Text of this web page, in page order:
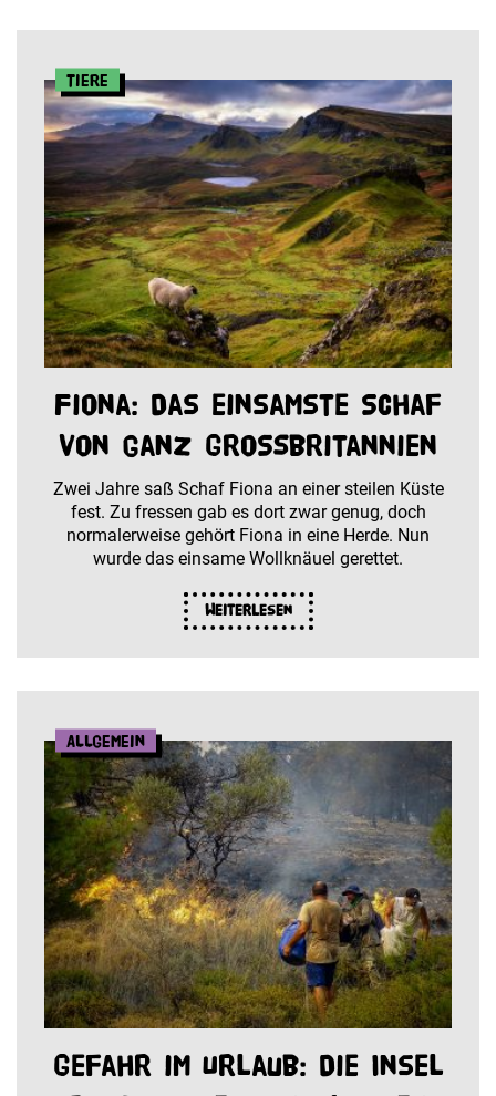
Tiere
Fiona: Das einsamste Schaf
von ganz Großbritannien
Zwei Jahre saß Schaf Fiona an einer steilen Küste
fest. Zu fressen gab es dort zwar genug, doch
normalerweise gehört Fiona in eine Herde. Nun
wurde das einsame Wollknäuel gerettet.
Weiterlesen
Allgemein
Gefahr im Urlaub: Die Insel